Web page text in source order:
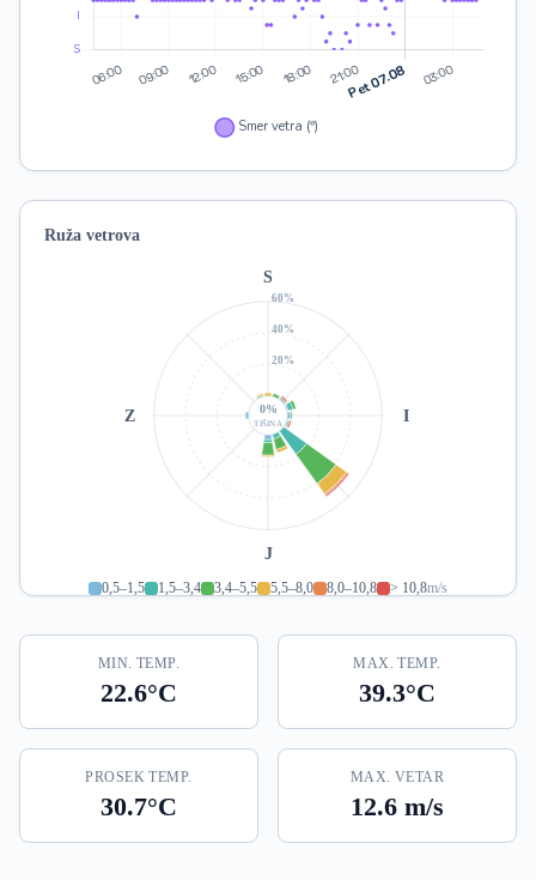
Ruža vetrova
20%
40%
60%
S
I
J
Z 0%
TIŠINA
0,5–1,5 1,5–3,4 3,4–5,5 5,5–8,0 8,0–10,8 > 10,8m/s
MIN. TEMP.
22.6°C
MAX. TEMP.
39.3°C
PROSEK TEMP.
30.7°C
MAX. VETAR
12.6 m/s